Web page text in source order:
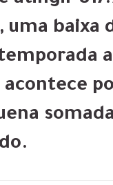
uma baixa
acontece